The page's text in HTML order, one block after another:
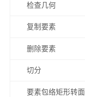
检查几何
复制要素
删除要素
切分
要素包络矩形转面